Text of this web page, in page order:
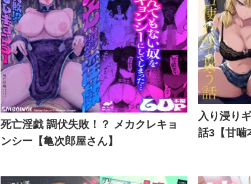
死亡淫戯 調伏失敗！？ メカクレキョ
ンシー【亀次郎屋さん】
入り浸り
話3【甘噛